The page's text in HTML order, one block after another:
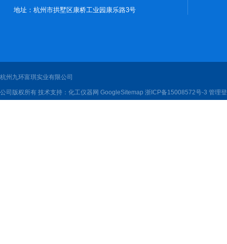
地址：杭州市拱墅区康桥工业园康乐路3号
杭州九环富琪实业有限公司
公司版权所有 技术支持： 化工仪器网 GoogleSitemap 浙ICP备15008572号-3 管理